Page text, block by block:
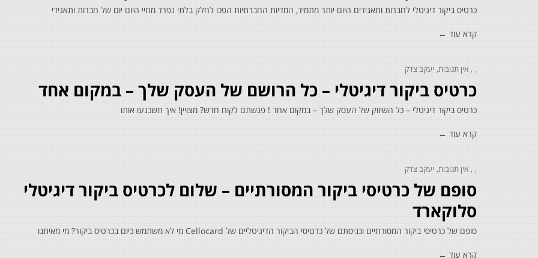
כרטיס ביקור דיגיטלי לחברות ותאגידים היום יותר מתמיד, המדיות החברתיות הפכו לחלק בלתי נפרד מחיי היום יום של חברות ותאגידי
קרא עוד ←
אין תגובות יעקב צדק
כרטיס ביקור דיגיטלי – כל הרושם של העסק שלך – במקום אחד
כרטיס ביקור דיגיטלי – כל השיווק של העסק שלך – במקום אחד ! פגשתם לקוח חדש? מצויין! איך תשכנעו אותו
קרא עוד ←
אין תגובות יעקב צדק
סופם של כרטיסי ביקור המסורתיים – שלום לכרטיס ביקור דיגיטלי
סלוקארד
סופם של כרטיסי ביקור המסורתיים וכניסתם של כרטיסי הביקור הדיגיטליים של Cellocard מי לא משתמש כיום בכרטיס ביקור? מי מאיתנו
קרא עוד ←